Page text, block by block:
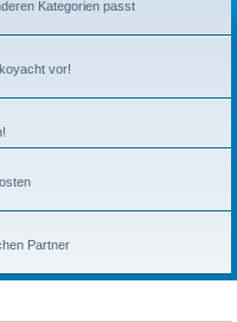
Kategorien passt
vor!
Partner